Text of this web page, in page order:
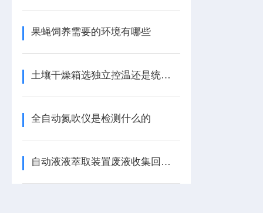
果蝇饲养需要的环境有哪些
土壤干燥箱选独立控温还是统一控温的
全自动氮吹仪是检测什么的
自动液液萃取装置废液收集回路组成及运行原理